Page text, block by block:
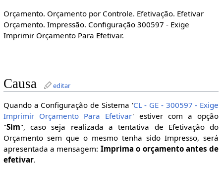
Orçamento. Orçamento por Controle. Efetivação. Efetivar
Orçamento. Impressão. Configuração 300597 - Exige
Imprimir Orçamento Para Efetivar.
Causa editar
Quando a Configuração de Sistema 'CL - GE - 300597 - Exige
Imprimir Orçamento Para Efetivar' estiver com a opção
"Sim", caso seja realizada a tentativa de Efetivação do
Orçamento sem que o mesmo tenha sido Impresso, será
apresentada a mensagem: Imprima o orçamento antes de
efetivar.